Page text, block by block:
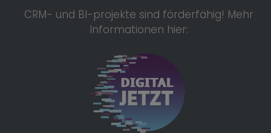
CRM- und BI-projekte sind förderfähig! Mehr
Informationen hier: